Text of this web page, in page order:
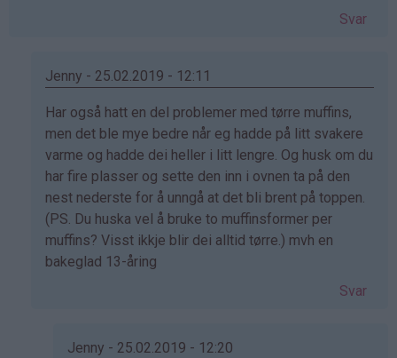
Svar
Jenny - 25.02.2019 - 12:11
Som
svar
på
av
Silje
(ikke
bekreftet)
Har også hatt en del problemer med tørre muffins,
men det ble mye bedre når eg hadde på litt svakere
varme og hadde dei heller i litt lengre. Og husk om du
har fire plasser og sette den inn i ovnen ta på den
nest nederste for å unngå at det bli brent på toppen.
(PS. Du huska vel å bruke to muffinsformer per
muffins? Visst ikkje blir dei alltid tørre.) mvh en
bakeglad 13-åring
Svar
Jenny - 25.02.2019 - 12:20